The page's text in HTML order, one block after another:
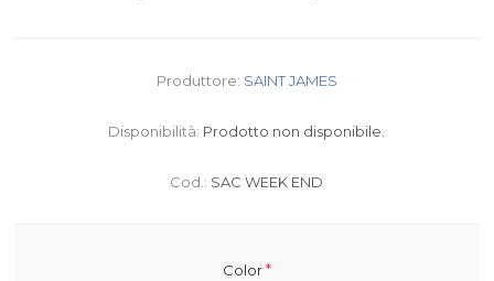
Produttore: SAINT JAMES
Disponibilità: Prodotto non disponibile.
Cod.: SAC WEEK END
Color*